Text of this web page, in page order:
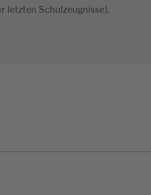
letzten Schulzeugnisse).